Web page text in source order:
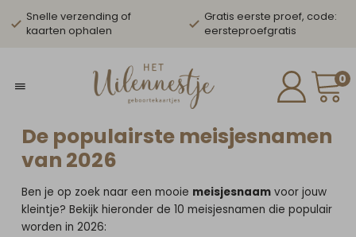
Snelle verzending of
kaarten ophalen
Gratis eerste proef, code:
eersteproefgratis
0
De populairste meisjesnamen
van 2026
Ben je op zoek naar een mooie meisjesnaam voor jouw
kleintje? Bekijk hieronder de 10 meisjesnamen die populair
worden in 2026: